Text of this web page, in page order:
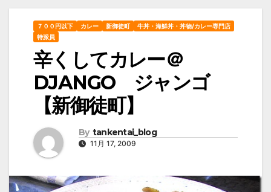
７００円以下 カレー 新御徒町
牛丼・海鮮丼・丼物/カレー専門店
特派員
辛くしてカレー＠
DJANGO ジャンゴ
【新御徒町】
By tankentai_blog
11月 17, 2009